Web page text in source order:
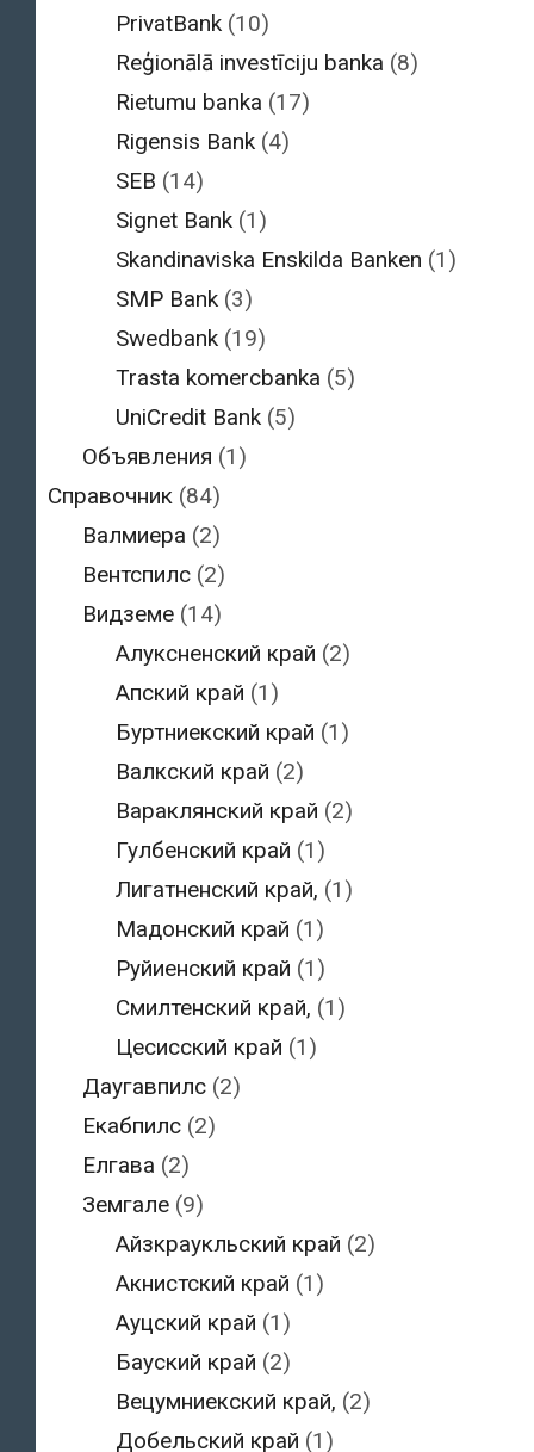
PrivatBank (10)
Reģionālā investīciju banka (8)
Rietumu banka (17)
Rigensis Bank (4)
SEB (14)
Signet Bank (1)
Skandinaviska Enskilda Banken (1)
SMP Bank (3)
Swedbank (19)
Trasta komercbanka (5)
UniCredit Bank (5)
Объявления (1)
Справочник (84)
Валмиера (2)
Вентспилс(2)
Видземе(14)
Алуксненский край (2)
Апский край (1)
Буртниекский край (1)
Валкский край (2)
Вараклянский край (2)
Гулбенский край (1)
Лигатненский край, (1)
Мадонский край (1)
Руйиенский край (1)
Смилтенский край, (1)
Цесисский край (1)
Даугавпилс(2)
Екабпилс(2)
Елгава (2)
Земгале(9)
Айзкраукльский край (2)
Акнистский край (1)
Ауцский край (1)
Бауский край (2)
Вецумниекский край, (2)
Добельский край (1)